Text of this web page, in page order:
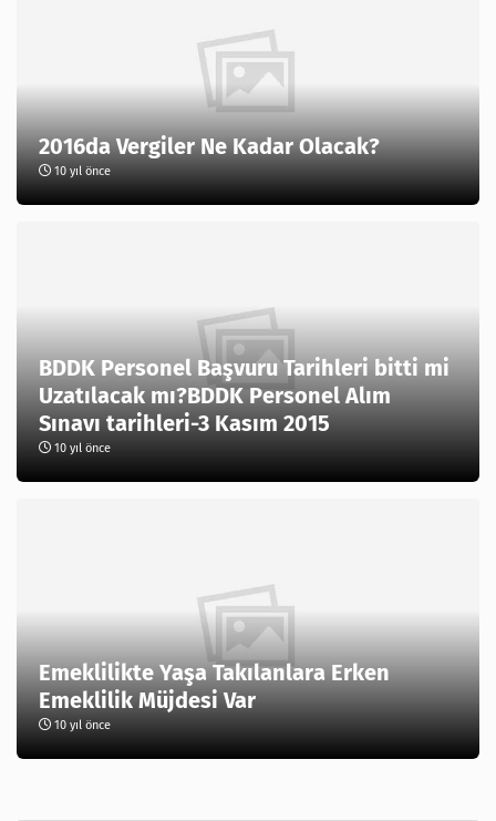
2016da Vergiler Ne Kadar Olacak?
10 yıl önce
BDDK Personel Başvuru Tarihleri bitti mi
Uzatılacak mı?BDDK Personel Alım
Sınavı tarihleri-3 Kasım 2015
10 yıl önce
Emeklilikte Yaşa Takılanlara Erken
Emeklilik Müjdesi Var
10 yıl önce